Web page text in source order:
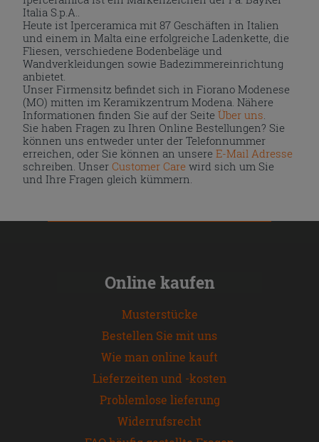
Italia S.p.A..
Heute ist Iperceramica mit 87 Geschäften in Italien
und einem in Malta eine erfolgreiche Ladenkette, die
Fliesen, verschiedene Bodenbeläge und
Wandverkleidungen sowie Badezimmereinrichtung
anbietet.
Unser Firmensitz befindet sich in Fiorano Modenese
(MO) mitten im Keramikzentrum Modena. Nähere
Informationen finden Sie auf der Seite Über uns
Sie haben Fragen zu Ihren Online Bestellungen? Sie
können uns entweder unter der Telefonnummer
erreichen, oder Sie können an unsereE-Mail Adresse
schreiben. UnserCustomer Care wird sich um Sie
und Ihre Fragen gleich kümmern.
Online kaufen
Musterstücke
Bestellen Sie mit uns
Wie man online kauft
Lieferzeiten und -kosten
Problemlose lieferung
Widerrufsrecht